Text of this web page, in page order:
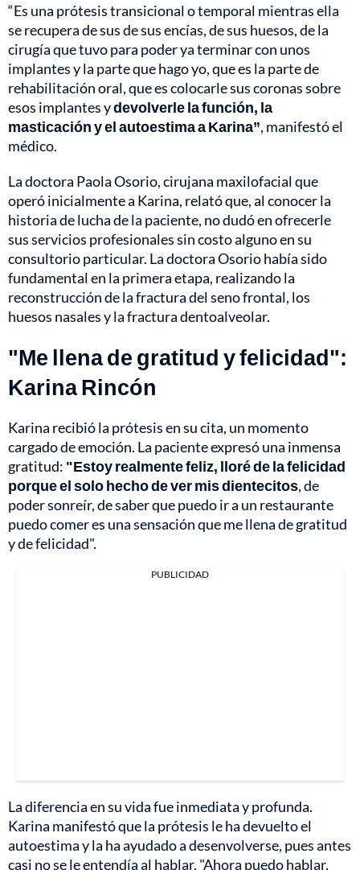
“Es una prótesis transicional o temporal mientras ella
se recupera de sus de sus encías, de sus huesos, de la
cirugía que tuvo para poder ya terminar con unos
implantes y la parte que hago yo, que es la parte de
rehabilitación oral, que es colocarle sus coronas sobre
esos implantes ydevolverle la función, la
masticación y el autoestima a Karina”, manifestó el
médico.
La doctora Paola Osorio, cirujana maxilofacial que
operó inicialmente a Karina, relató que, al conocer la
historia de lucha de la paciente, no dudó en ofrecerle
sus servicios profesionales sin costo alguno en su
consultorio particular. La doctora Osorio había sido
fundamental en la primera etapa, realizando la
reconstrucción de la fractura del seno frontal, los
huesos nasales y la fractura dentoalveolar.
"Me llena de gratitud y felicidad":
Karina Rincón
Karina recibió la prótesis en su cita, un momento
cargado de emoción. La paciente expresó una inmensa
gratitud: "Estoy realmente feliz, lloré de la felicidad
porque el solo hecho de ver mis dientecitos, de
poder sonreír, de saber que puedo ir a un restaurante
puedo comer es una sensación que me llena de gratitud
y de felicidad".
PUBLICIDAD
La diferencia en su vida fue inmediata y profunda.
Karina manifestó que la prótesis le ha devuelto el
autoestima y la ha ayudado a desenvolverse, pues antes
casi no se le entendía al hablar. "Ahora puedo hablar,